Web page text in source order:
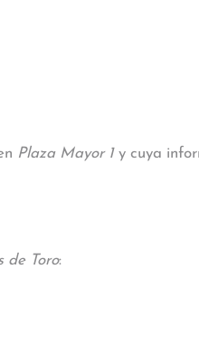
Plaza Mayor 1y cuya
de Toro: